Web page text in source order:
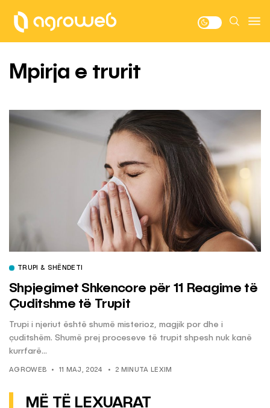
Mpirja e trurit
TRUPI & SHËNDETI
Shpjegimet Shkencore për 11 Reagime të
Çuditshme të Trupit
Trupi i njeriut është shumë misterioz, magjik por dhe i
çuditshëm. Shumë prej proceseve të trupit shpesh nuk kanë
kurrfarë...
AGROWEB 11 MAJ, 2024 2 MINUTA LEXIM
MË TË LEXUARAT